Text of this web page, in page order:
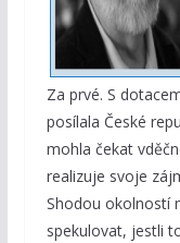
Za prvé. S
posílala České
mohla čekat
realizuje svoje
Shodou okolností
spekulovat, jestli